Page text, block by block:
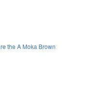
the A Moka Brown